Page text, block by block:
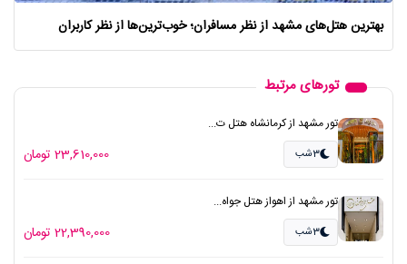
بهترین هتل‌های مشهد از نظر مسافران؛ خوب‌ترین‌ها از نظر کاربران
تورهای مرتبط
تور مشهد از کرمانشاه هتل ت...
3شب 23,610,000 تومان
تور مشهد از اهواز هتل جواه...
3شب 22,390,000 تومان